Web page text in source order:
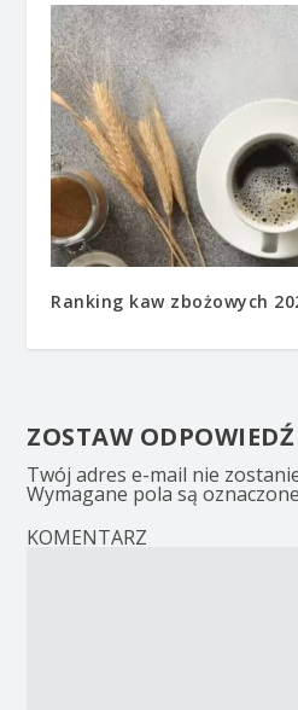
Ranking kaw zbożowych
ZOSTAW ODPOWIEDŹ
Twój adres e-mail nie
Wymagane pola są
KOMENTARZ